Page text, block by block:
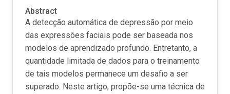
Abstract
A detecção automática de depressão por meio
das expressões faciais pode ser baseada nos
modelos de aprendizado profundo. Entretanto, a
quantidade limitada de dados para o treinamento
de tais modelos permanece um desafio a ser
superado. Neste artigo, propõe-se uma técnica de